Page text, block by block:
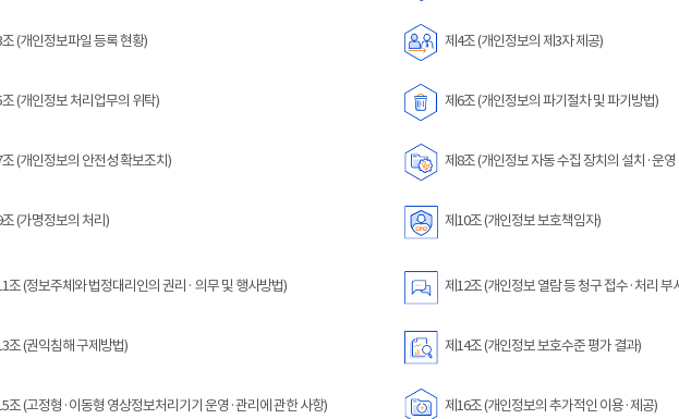
(개인정보파일 등록 현황) 제4조 (개인정보의 제3자 제공)
(개인정보 처리업무의 위탁) 제6조 (개인정보의 파기절차 및 파기방법)
(개인정보의 안전성 확보조치) 제8조 (개인정보 자동 수집 장치의 설치·운
(가명정보의 처리) 제10조 (개인정보 보호책임자)
조 (정보주체와 법정대리인의 권리· 의무 및 행사방법) 제12조 (개인정보 열람 등 청구 접수·처리 부
조 (권익침해 구제방법) 제14조 (개인정보 보호수준 평가 결과)
조 (고정형·이동형 영상정보처리기기 운영·관리에 관한 사항) 제16조 (개인정보의 추가적인 이용·제공)